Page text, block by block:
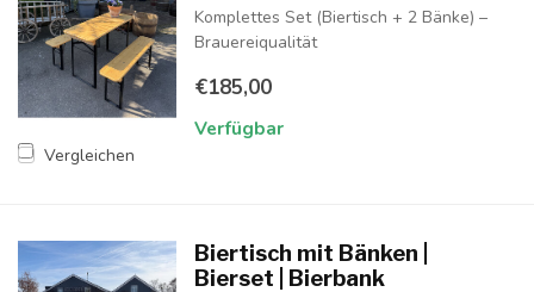
Vergleichen
Komplettes Set (Biertisch + 2 Bänke) –
Brauereiqualität
€185,00
Verfügbar
Biertisch mit Bänken |
Bierset | Bierbank